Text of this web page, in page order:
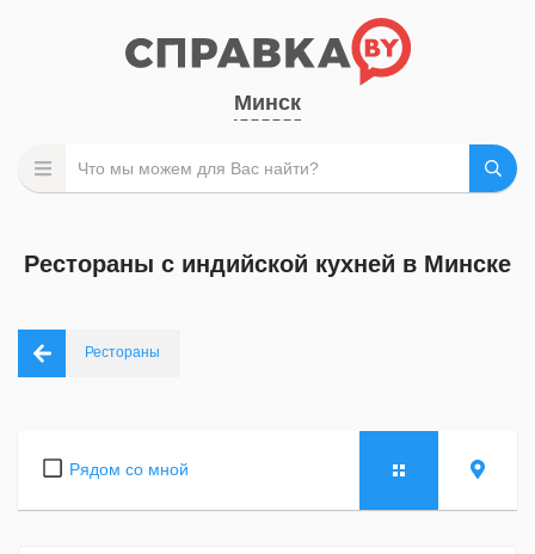
Минск
Рестораны с индийской кухней в Минске
Рестораны
Рядом со мной